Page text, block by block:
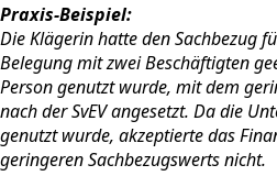
Praxis-Beispiel:
Die Klägerin hatte den Sachbezug
Belegung mit zwei Beschäftigten
Person genutzt wurde, mit dem
nach der SvEV angesetzt. Da die
genutzt wurde, akzeptierte das
geringeren Sachbezugswerts nicht.